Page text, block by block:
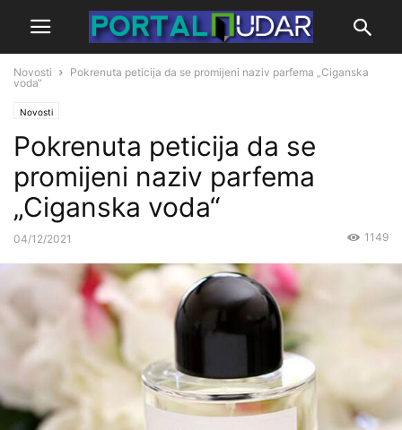
Novosti
Pokrenuta peticija da se promijeni naziv parfema „Ciganska
voda“
Novosti
Pokrenuta peticija da se
promijeni naziv parfema
„Ciganska voda“
04/12/2021 1149